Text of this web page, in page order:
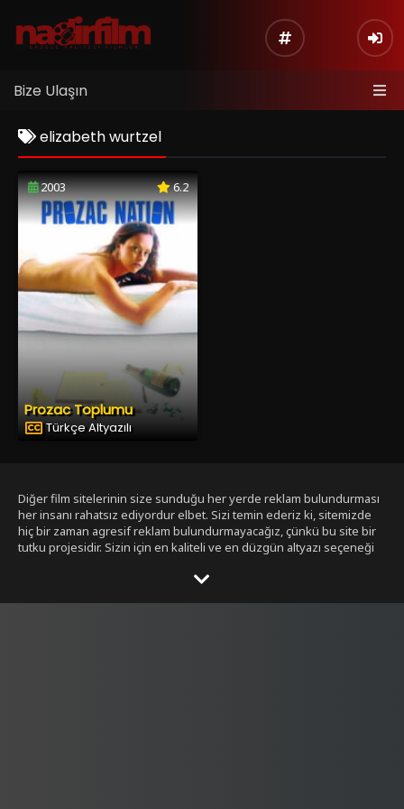
Bize Ulaşın
elizabeth wurtzel
2003 6.2
Prozac Toplumu
Türkçe Altyazılı
Diğer film sitelerinin size sunduğu her yerde reklam bulundurması
her insanı rahatsız ediyordur elbet. Sizi temin ederiz ki, sitemizde
hiç bir zaman agresif reklam bulundurmayacağız, çünkü bu site bir
tutku projesidir. Sizin için en kaliteli ve en düzgün altyazı seçeneği